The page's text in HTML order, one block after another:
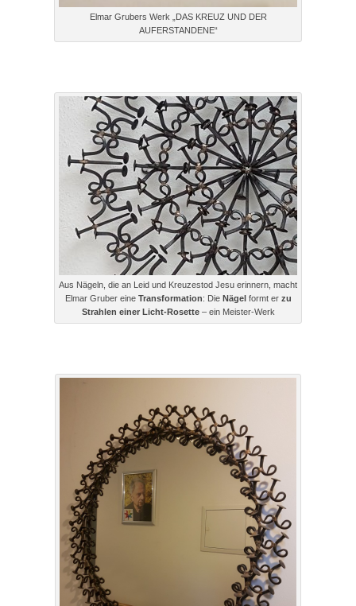
Elmar Grubers Werk „DAS KREUZ UND DER
AUFERSTANDENE“
Aus Nägeln, die an Leid und Kreuzestod Jesu erinnern, macht
Elmar Gruber eine Transformation: Die Nägelformt er zu
Strahlen einer Licht-Rosette– ein Meister-Werk